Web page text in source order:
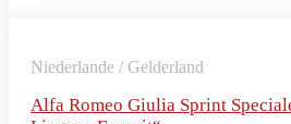
Niederlande / Gelderland
Alfa Romeo Giulia Sprint